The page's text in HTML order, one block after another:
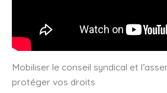
Mobiliser le conseil syndical et
protéger vos droits